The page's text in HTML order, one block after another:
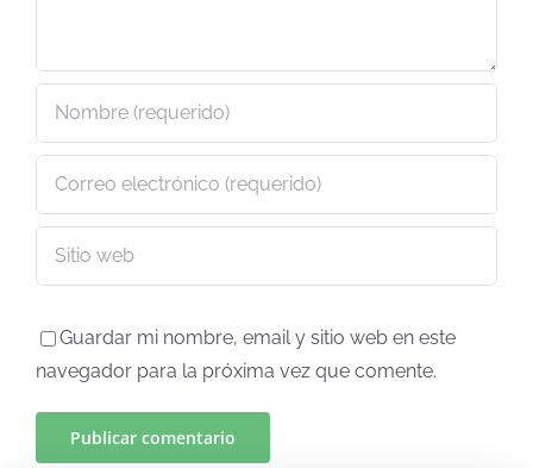
Guardar mi nombre, email y sitio web en este
navegador para la próxima vez que comente.